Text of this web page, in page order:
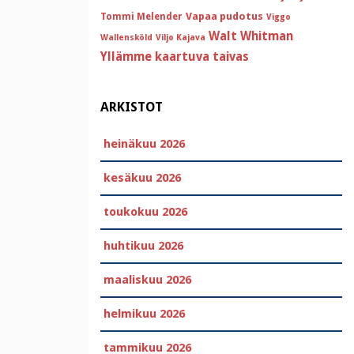
Tommi Melender Vapaa pudotus Viggo
Wallensköld Viljo Kajava Walt Whitman
Yllämme kaartuva taivas
ARKISTOT
heinäkuu 2026
kesäkuu 2026
toukokuu 2026
huhtikuu 2026
maaliskuu 2026
helmikuu 2026
tammikuu 2026